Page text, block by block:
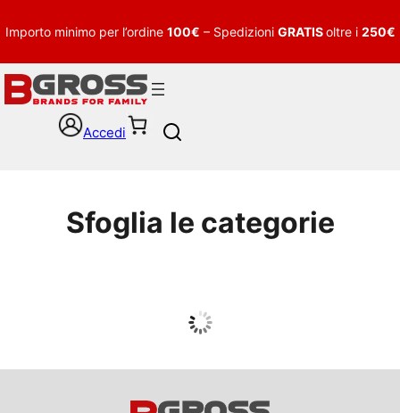
Importo minimo per l’ordine 100€ – Spedizioni GRATISoltre i 250€
Accedi
h
Sfoglia le categorie
Guarda tutto